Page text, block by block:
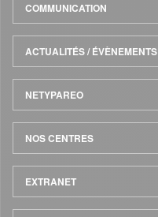
COMMUNICATION
ACTUALITÉS / ÉVÈNEMENTS
NETYPAREO
NOS CENTRES
EXTRANET